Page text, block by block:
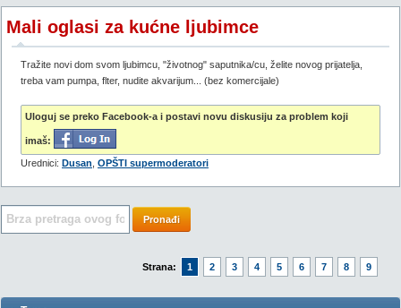
Mali oglasi za kućne ljubimce
Tražite novi dom svom ljubimcu, "životnog" saputnika/cu, želite novog prijatelja,
treba vam pumpa, flter, nudite akvarijum... (bez komercijale)
Uloguj se preko Facebook-a i postavi novu diskusiju za problem koji
imaš:
Urednici: Dusan OPŠTI supermoderatori
Pronađi
Strana: 1 2 3 4 5 6 7 8 9